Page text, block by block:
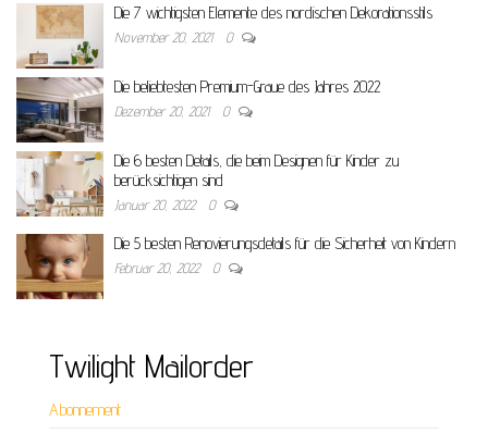
Die 7 wichtigsten Elemente des nordischen Dekorationsstils
November 20, 2021 0
Die beliebtesten Premium-Graue des Jahres 2022
Dezember 20, 2021 0
Die 6 besten Details, die beim Designen für Kinder zu
berücksichtigen sind
Januar 20, 2022 0
Die 5 besten Renovierungsdetails für die Sicherheit von Kindern
Februar 20, 2022 0
Twilight Mailorder
Abonnement